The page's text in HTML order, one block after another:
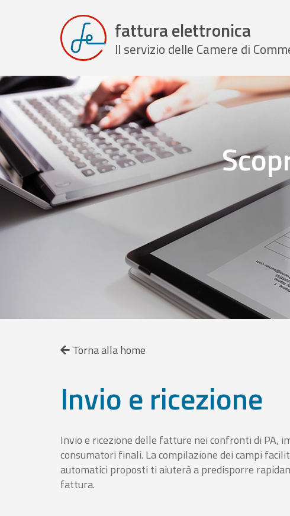
fattura elettronica
Il servizio delle Camere di
Torna alla home
Invio e ricezione
Invio e ricezione delle fatture nei confronti di PA,
consumatori finali. La compilazione dei campi
automatici proposti ti aiuterà a predisporre
fattura.